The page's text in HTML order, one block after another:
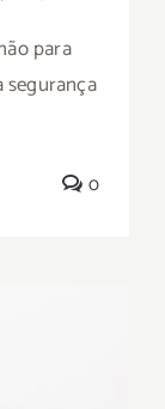
para
segurança
0